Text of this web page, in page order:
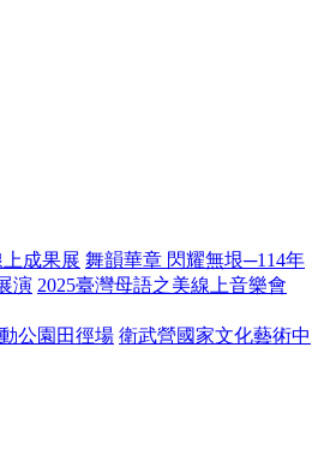
上成果展 舞韻華章 閃耀無垠─114年
演 2025臺灣母語之美線上音樂會
公園田徑場 衛武營國家文化藝術中